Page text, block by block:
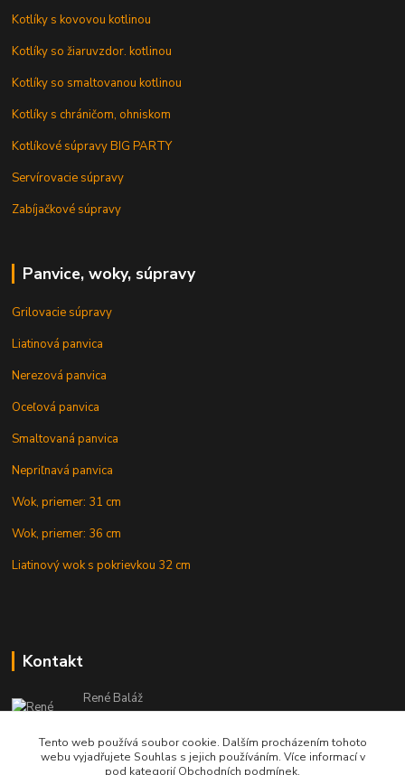
Kotlíky s kovovou kotlinou
Kotlíky so žiaruvzdor. kotlinou
Kotlíky so smaltovanou kotlinou
Kotlíky s chráničom, ohniskom
Kotlíkové súpravy BIG PARTY
Servírovacie súpravy
Zabíjačkové súpravy
Panvice, woky, súpravy
Grilovacie súpravy
Liatinová panvica
Nerezová panvica
Oceľová panvica
Smaltovaná panvica
Nepriľnavá panvica
Wok, priemer: 31 cm
Wok, priemer: 36 cm
Liatinový wok s pokrievkou 32 cm
Kontakt
René Baláž
Eshop: +421 902 212 007
od 8:00 - do 16:00 hod
info@kotlikyshop.sk
Tento web používá soubor cookie. Dalším procházením tohoto
webu vyjadřujete Souhlas s jejich používáním. Více informací v
pod kategorií Obchodních podmínek.